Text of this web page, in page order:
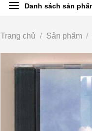
Danh sách sản
Trang chủ / Sản phẩm /